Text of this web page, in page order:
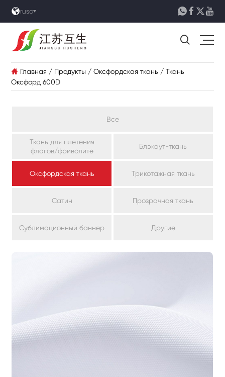
ruso   

 Главная / Продукты / Оксфордская ткань / Ткань
Оксфорд 600D
Все
Ткань для плетения
флагов/фриволите
Блэкаут-ткань
Оксфордская ткань Трикотажная ткань
Сатин Прозрачная ткань
Сублимационный баннер Другие